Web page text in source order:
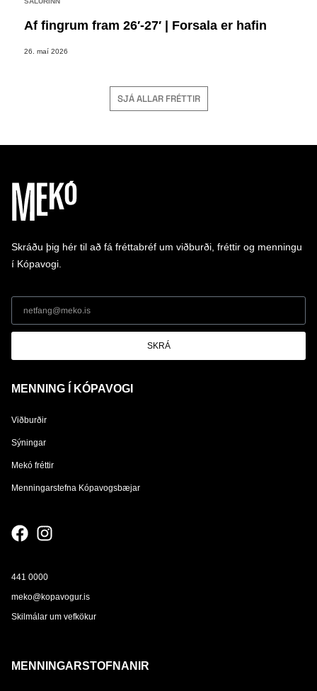
Af fingrum fram 26′-27′ | Forsala er hafin
26. maí 2026
SJÁ ALLAR FRÉTTIR
Skráðu þig hér til að fá fréttabréf um viðburði, fréttir og menningu
í Kópavogi.
SKRÁ
MENNING Í KÓPAVOGI
Viðburðir
Sýningar
Mekó fréttir
Menningarstefna Kópavogsbæjar
441 0000
meko@kopavogur.is
Skilmálar um vefkökur
MENNINGARSTOFNANIR